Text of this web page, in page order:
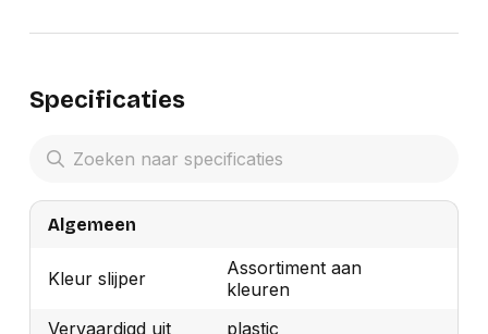
Specificaties
Algemeen
Kleur slijper
Assortiment aan
kleuren
Vervaardigd uit
plastic